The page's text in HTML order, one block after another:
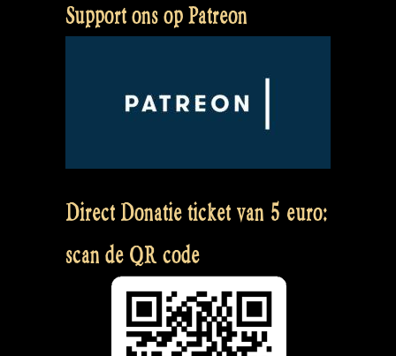
Support ons op Patreon
Direct Donatie ticket van 5 euro:
scan de QR code